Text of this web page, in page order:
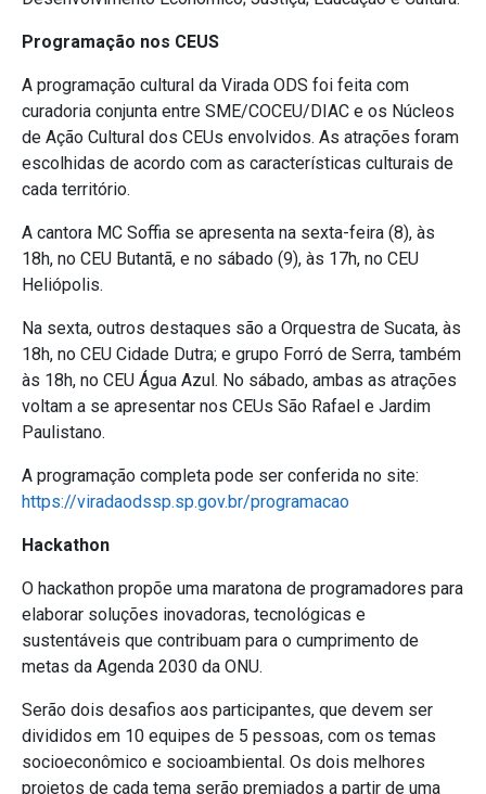
Programação nos CEUS
A programação cultural da Virada ODS foi feita com
curadoria conjunta entre SME/COCEU/DIAC e os Núcleos
de Ação Cultural dos CEUs envolvidos. As atrações foram
escolhidas de acordo com as características culturais de
cada território.
A cantora MC Soffia se apresenta na sexta-feira (8), às
18h, no CEU Butantã, e no sábado (9), às 17h, no CEU
Heliópolis.
Na sexta, outros destaques são a Orquestra de Sucata, às
18h, no CEU Cidade Dutra; e grupo Forró de Serra, também
às 18h, no CEU Água Azul. No sábado, ambas as atrações
voltam a se apresentar nos CEUs São Rafael e Jardim
Paulistano.
A programação completa pode ser conferida no site:
https://viradaodssp.sp.gov.br/programacao
Hackathon
O hackathon propõe uma maratona de programadores para
elaborar soluções inovadoras, tecnológicas e
sustentáveis que contribuam para o cumprimento de
metas da Agenda 2030 da ONU.
Serão dois desafios aos participantes, que devem ser
divididos em 10 equipes de 5 pessoas, com os temas
socioeconômico e socioambiental. Os dois melhores
projetos de cada tema serão premiados a partir de uma